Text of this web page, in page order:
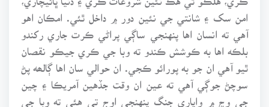
امن سک ۽ شانتي جي نئين دور ۾ داخل ٿئي. امڪان اهو
آهي ته انسان اها پنهنجي ساڳي پراڻي ڪرت جاري رکندو
بلڪه اها به ڪوشش ڪندو ته وبا جي ڪري جيڪو نقصان
ٿيو آهي ان جو به پورائو ڪجي. ان حوالي سان اها ڳالھه پڻ
سوچڻ جوڳي آهي ته عين ان وقت جڏهين آمريڪا ۽ چين
جي وچ ۾ واپاري جنگ پنهنجي اوج تي هئي ته وبا جي